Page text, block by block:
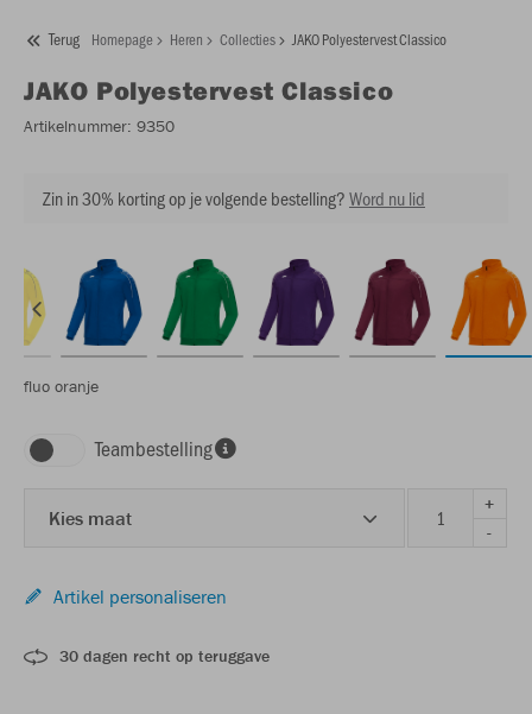
Terug Homepage Heren Collecties JAKO Polyestervest Classico
JAKO Polyestervest Classico
Artikelnummer: 9350
Zin in 30% korting op je volgende bestelling?Word nu lid
fluo oranje
Teambestelling
Kies maat
+
-
Artikel personaliseren
30 dagen recht op teruggave